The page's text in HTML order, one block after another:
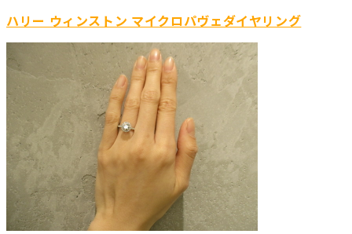
ハリー ウィンストン マイクロパヴェダイヤリング